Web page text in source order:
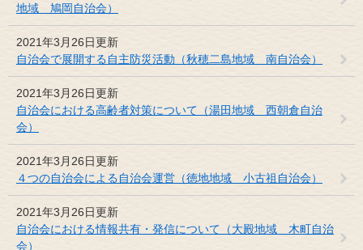
地域 鳩岡自治会）
2021年3月26日更新
自治会で展開する自主防災活動（秋穂二島地域 南自治会）
2021年3月26日更新
自治会における高齢者対策について（湯田地域 西朝倉自治
会）
2021年3月26日更新
４つの自治会による自治会運営（徳地地域 小古祖自治会）
2021年3月26日更新
自治会における情報共有・発信について（大殿地域 木町自治
会）